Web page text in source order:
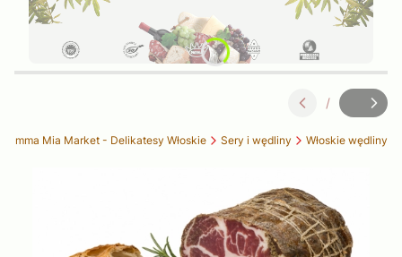
Slajd
/
z
Mia Market - Delikatesy Włoskie Sery i wędliny Włoskie wędliny